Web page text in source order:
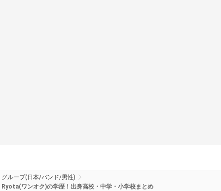
グループ(日本/バンド/男性)
Ryota(ワンオク)の学歴！出身高校・中学・小学校まとめ